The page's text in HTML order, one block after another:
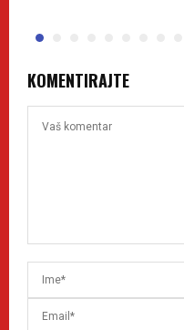
KOMENTIRAJTE